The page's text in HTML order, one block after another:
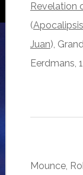
Revelation
(
Juan),
Eerdmans,
Mounce,